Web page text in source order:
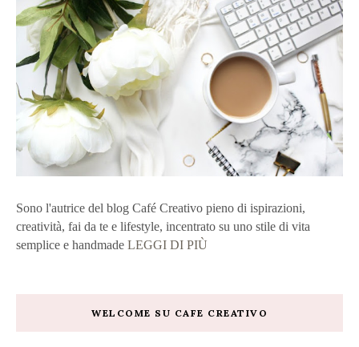
Sono l'autrice del blog Café Creativo pieno di ispirazioni,
creatività, fai da te e lifestyle, incentrato su uno stile di vita
semplice e handmade LEGGI DI PIÙ
WELCOME SU CAFE CREATIVO